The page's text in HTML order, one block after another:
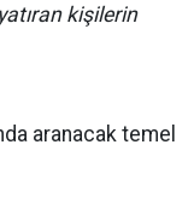
kişilerin
aranacak temel